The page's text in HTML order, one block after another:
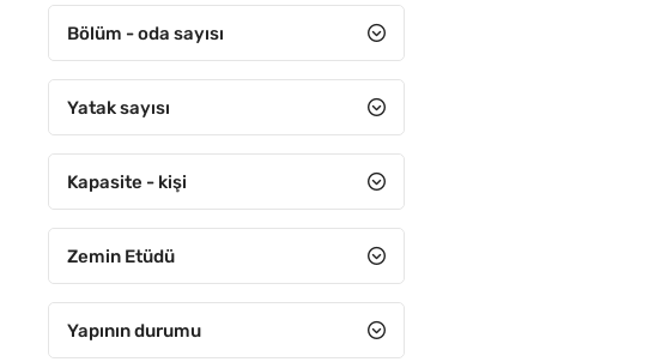
Bölüm - oda sayısı
Yatak sayısı
Kapasite - kişi
Zemin Etüdü
Yapının durumu